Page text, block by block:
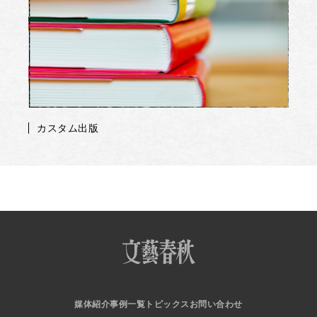
カスタム出版
媒体紹介事例一覧 トピックス お問い合わせ